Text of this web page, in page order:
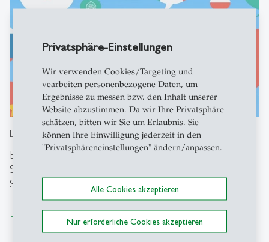
Privatsphäre-Einstellungen
Wir verwenden Cookies/Targeting und
vearbeiten personenbezogene Daten, um
Ergebnisse zu messen bzw. den Inhalt unserer
Website abzustimmen. Da wir Ihre Privatsphäre
schätzen, bitten wir Sie um Erlaubnis. Sie
können Ihre Einwilligung jederzeit in den
"Privatsphäreneinstellungen" ändern/anpassen.
Alle Cookies akzeptieren
Nur erforderliche Cookies akzeptieren
Busuu
Busuu ist ein Online-Sprachlernprogramm mit hohem
Spassfaktor, KI-Sprachtraining und der Option für Live
Sessions.
Zu Busuu